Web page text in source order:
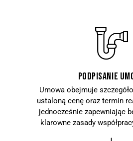
Podpisanie
Umowa obejmuje
ustaloną cenę oraz termin
jednocześnie zapewniając
klarowne zasady